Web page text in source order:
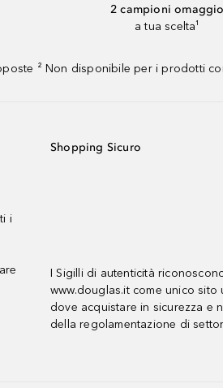
2 campioni omaggio
a tua scelta¹
² Non disponibile per i prodotti
i
Shopping Sicuro
I Sigilli di autenticità
www.douglas.it come unico sito
dove acquistare in sicurezza e
della regolamentazione di